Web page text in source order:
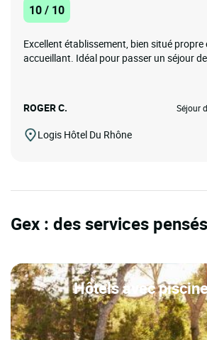
10 / 10
Excellent établissement, bien situé propre
accueillant. Idéal pour passer un séjour
ROGER C. Séjour
Logis Hôtel Du Rhône
Gex : des services
Hôtels avec